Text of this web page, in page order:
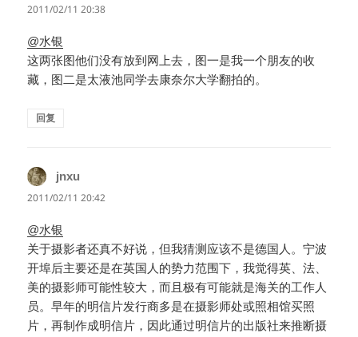
道：
2011/02/11 20:38
@水银
这两张图他们没有放到网上去，图一是我一个朋友的收
藏，图二是太液池同学去康奈尔大学翻拍的。
回复
jnxu
道：
2011/02/11 20:42
@水银
关于摄影者还真不好说，但我猜测应该不是德国人。宁波
开埠后主要还是在英国人的势力范围下，我觉得英、法、
美的摄影师可能性较大，而且极有可能就是海关的工作人
员。早年的明信片发行商多是在摄影师处或照相馆买照
片，再制作成明信片，因此通过明信片的出版社来推断摄